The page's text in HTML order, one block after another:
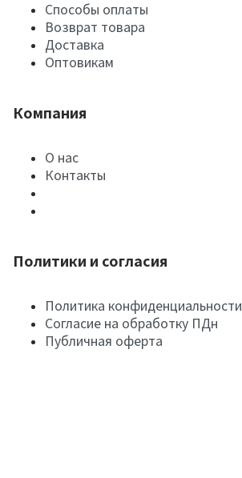
Способы оплаты
Возврат товара
Доставка
Оптовикам
Компания
О нас
Контакты
Политики и согласия
Политика конфиденциальности
Согласие на обработку ПДн
Публичная оферта